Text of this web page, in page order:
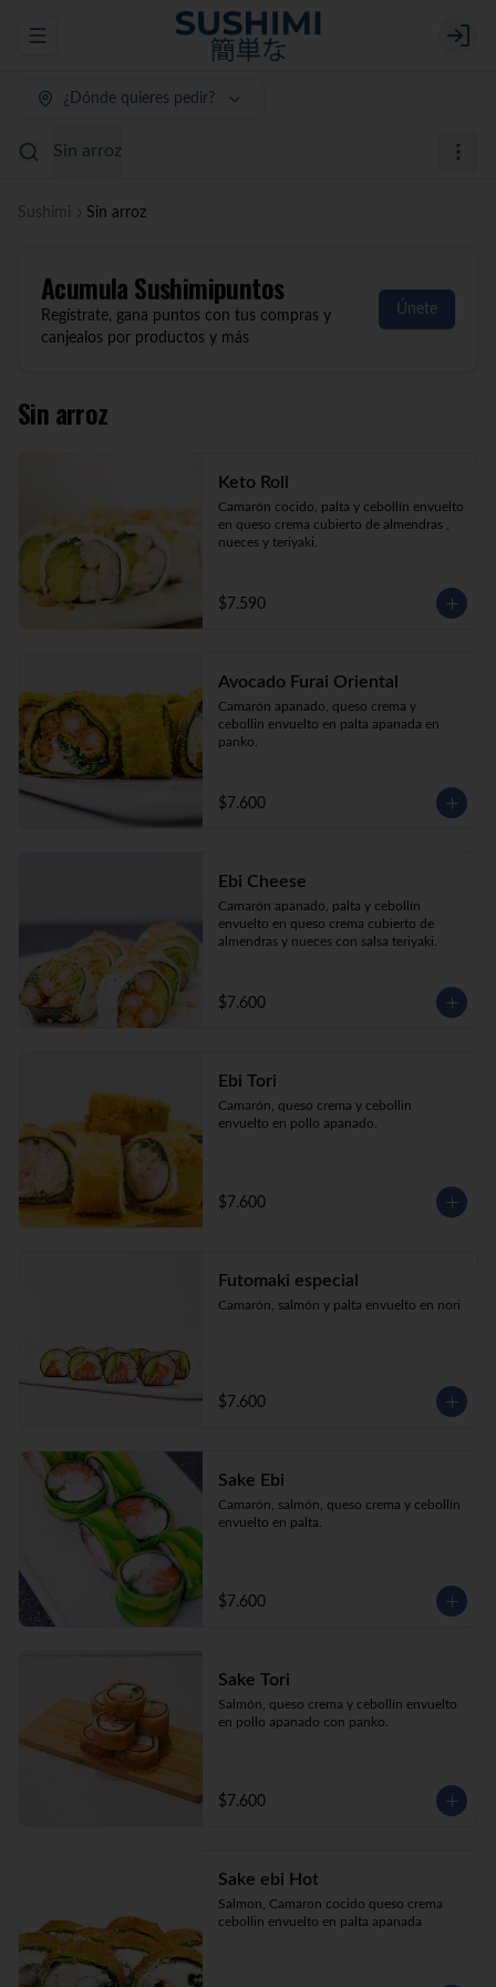
Abrir menu de navegación Login
¿Dónde quieres pedir?
Sin arroz
Sushimi Sin arroz
AcumulaSushimipuntos
Regístrate, gana puntos con tus compras y
canjealos por productos y más
Únete
Sin arroz
Keto Roll
Camarón cocido, palta y cebollín envuelto
en queso crema cubierto de almendras ,
nueces y teriyaki.
$7.590
Avocado Furai Oriental
Camarón apanado, queso crema y
cebollin envuelto en palta apanada en
panko.
$7.600
Ebi Cheese
Camarón apanado, palta y cebollín
envuelto en queso crema cubierto de
almendras y nueces con salsa teriyaki.
$7.600
Ebi Tori
Camarón, queso crema y cebollin
envuelto en pollo apanado.
$7.600
Futomaki especial
Camarón, salmón y palta envuelto en nori
$7.600
Sake Ebi
Camarón, salmón, queso crema y cebollín
envuelto en palta.
$7.600
Sake Tori
Salmón, queso crema y cebollín envuelto
en pollo apanado con panko.
$7.600
Sake ebi Hot
Salmon, Camaron cocido queso crema
cebollin envuelto en palta apanada